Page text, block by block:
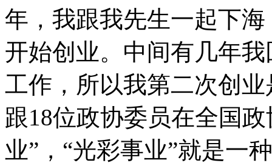
年，我跟我先生一起下
开始创业。中间有几年
工作，所以我第二次创
跟18位政协委员在全国
业”，“光彩事业”就是一